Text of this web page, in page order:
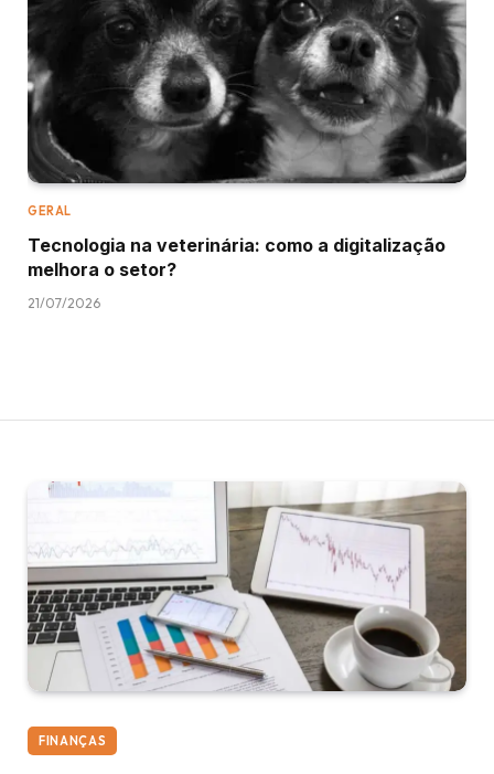
GERAL
Tecnologia na veterinária: como a digitalização
melhora o setor?
21/07/2026
FINANÇAS